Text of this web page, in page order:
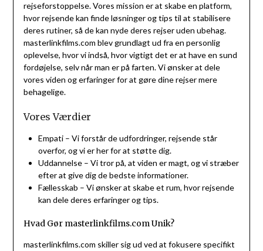
rejseforstoppelse. Vores mission er at skabe en platform,
hvor rejsende kan finde løsninger og tips til at stabilisere
deres rutiner, så de kan nyde deres rejser uden ubehag.
masterlinkfilms.com blev grundlagt ud fra en personlig
oplevelse, hvor vi indså, hvor vigtigt det er at have en sund
fordøjelse, selv når man er på farten. Vi ønsker at dele
vores viden og erfaringer for at gøre dine rejser mere
behagelige.
Vores Værdier
Empati – Vi forstår de udfordringer, rejsende står
overfor, og vi er her for at støtte dig.
Uddannelse – Vi tror på, at viden er magt, og vi stræber
efter at give dig de bedste informationer.
Fællesskab – Vi ønsker at skabe et rum, hvor rejsende
kan dele deres erfaringer og tips.
Hvad Gør masterlinkfilms.com Unik?
masterlinkfilms.com skiller sig ud ved at fokusere specifikt